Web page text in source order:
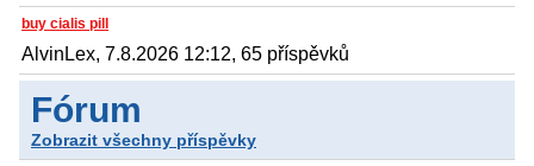
buy cialis pill
AlvinLex, 7.8.2026 12:12, 65 příspěvků
Fórum
Zobrazit všechny příspěvky